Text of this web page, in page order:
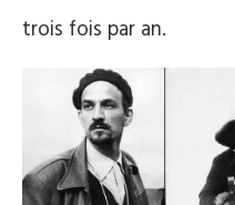
trois fois par an.